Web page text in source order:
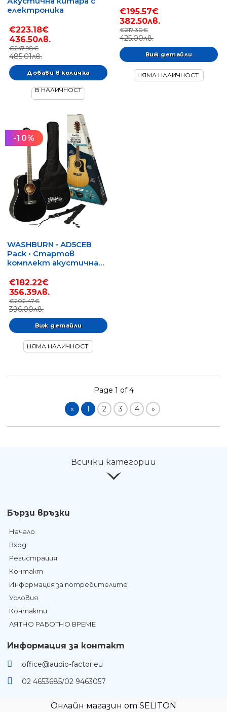
електроника
€223.18€
436.50лв.
€247.98€
485.01лв.
В НАЛИЧНОСТ
€195.57€
382.50лв.
€217.30€
425.00лв.
Виж детайли
НЯМА НАЛИЧНОСТ
-10%
WASHBURN • AD5CEB
Pack • Стартов
комплект акустична
€182.22€
356.39лв.
€202.47€
396.00лв.
Виж детайли
НЯМА НАЛИЧНОСТ
Page 1 of 4
« 1 2 3 4 »
Всички категории
Бързи връзки
Начало
Вход
Регистрация
Контакт
Информация за потребителите
Условия
Контакти
ЛЯТНО РАБОТНО ВРЕМЕ
Информация за контакт
office@audio-factor.eu
02 4653685/02 9463057
Онлайн магазин от SELITON